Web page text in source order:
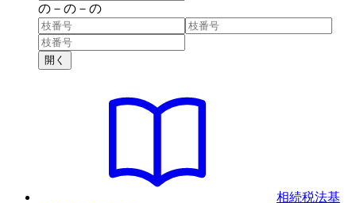
の － の － の
開く
相続税法基